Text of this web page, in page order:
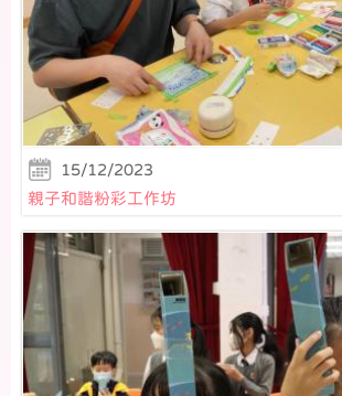
15/12/2023
親子和諧粉彩工作坊